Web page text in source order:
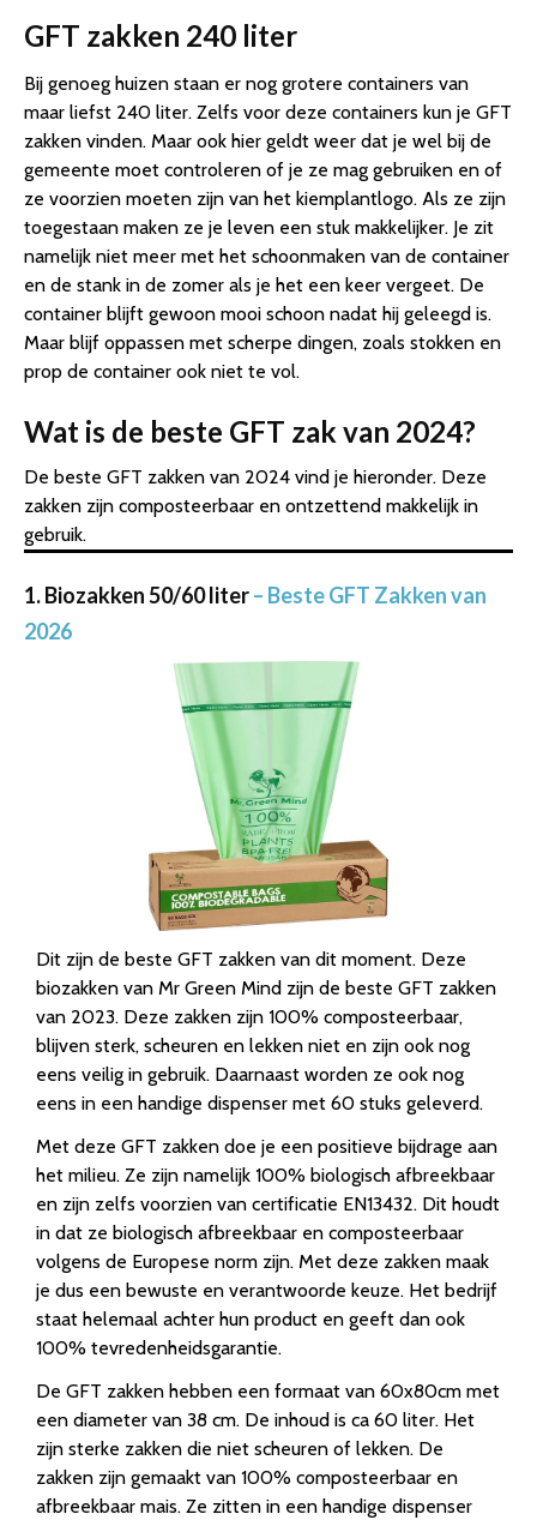
GFT zakken 240 liter
Bij genoeg huizen staan er nog grotere containers van
maar liefst 240 liter. Zelfs voor deze containers kun je GFT
zakken vinden. Maar ook hier geldt weer dat je wel bij de
gemeente moet controleren of je ze mag gebruiken en of
ze voorzien moeten zijn van het kiemplantlogo. Als ze zijn
toegestaan maken ze je leven een stuk makkelijker. Je zit
namelijk niet meer met het schoonmaken van de container
en de stank in de zomer als je het een keer vergeet. De
container blijft gewoon mooi schoon nadat hij geleegd is.
Maar blijf oppassen met scherpe dingen, zoals stokken en
prop de container ook niet te vol.
Wat is de beste GFT zak van 2024?
De beste GFT zakken van 2024 vind je hieronder. Deze
zakken zijn composteerbaar en ontzettend makkelijk in
gebruik.
1. Biozakken 50/60 liter– Beste GFT Zakken van
2026
Dit zijn de beste GFT zakken van dit moment. Deze
biozakken van Mr Green Mind zijn de beste GFT zakken
van 2023. Deze zakken zijn 100% composteerbaar,
blijven sterk, scheuren en lekken niet en zijn ook nog
eens veilig in gebruik. Daarnaast worden ze ook nog
eens in een handige dispenser met 60 stuks geleverd.
Met deze GFT zakken doe je een positieve bijdrage aan
het milieu. Ze zijn namelijk 100% biologisch afbreekbaar
en zijn zelfs voorzien van certificatie EN13432. Dit houdt
in dat ze biologisch afbreekbaar en composteerbaar
volgens de Europese norm zijn. Met deze zakken maak
je dus een bewuste en verantwoorde keuze. Het bedrijf
staat helemaal achter hun product en geeft dan ook
100% tevredenheidsgarantie.
De GFT zakken hebben een formaat van 60x80cm met
een diameter van 38 cm. De inhoud is ca 60 liter. Het
zijn sterke zakken die niet scheuren of lekken. De
zakken zijn gemaakt van 100% composteerbaar en
afbreekbaar mais. Ze zitten in een handige dispenser